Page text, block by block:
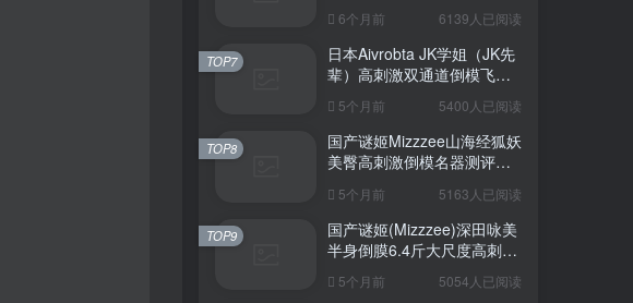
6个月前 6139人已阅读
日本Aivrobta JK学姐（JK先
辈）高刺激双通道倒模飞机
5个月前 5400人已阅读
TOP7
国产谜姬Mizzzee山海经狐妖
美臀高刺激倒模名器测评报
5个月前 5163人已阅读
TOP8
国产谜姬(Mizzzee)深田咏美
半身倒膜6.4斤大尺度高刺激
5个月前 5054人已阅读
TOP9